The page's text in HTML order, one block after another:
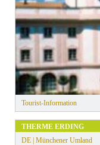
» Alle Filter zurücksetzen
Tourist-Information
THERME ERDING
DE | Münchener Umland